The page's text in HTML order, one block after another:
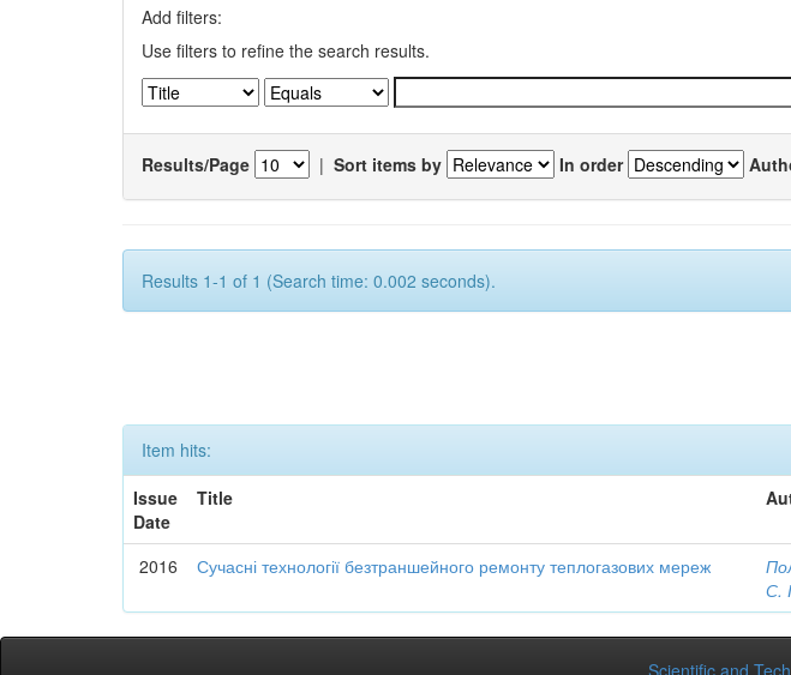
Add filters:
Use filters to refine the search results.
Results/Page | Sort items by In order
Results 1-1 of 1 (Search time: 0.002 seconds).
Item hits:
Issue
Date
Title
2016 Сучасні технології безтраншейного ремонту теплогазових мереж
С.
Scientific and